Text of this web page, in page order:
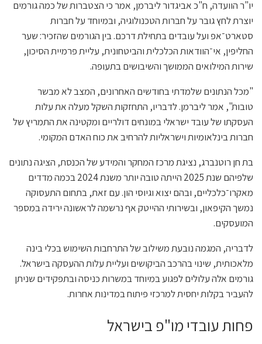
יו"ר הוועדה, ח"כ אביגדור ליברמן, אמר כי הצטברות של כמה גורמים
יוצרת לחץ גובר על חברות הטכנולוגיה, ובמיוחד על חברות
סטארט־אפ ועל עובדים בתחילת דרכם. בין הגורמים שהזכיר: שער
החליפין, אי־הוודאות הכלכלית והביטחונית, עליית פרמיית הסיכון,
שירות המילואים הממושך והשיבושים בתעופה.
"מכל הנתונים שלמדתי בחודשים האחרונים, המצב לא מבשר
טובות", אמר ליברמן. לדבריו, התחזקות השקל מעלה את עלות
העסקתו של עובד ישראלי במונחים דולריים ומקטינה את התמריץ של
חברות בינלאומיות וישראליות להרחיב את כוח האדם המקומי.
בת חן רוטנברג, נציגת מרכז המחקר והמידע של הכנסת, הציגה נתונים
שלפיהם שנת 2025 הייתה טובה יותר משנת 2024 בכמה מדדים
מאקרו־כלכליים, ובהם יצוא וגיוסי הון. עם זאת, בתחום התעסוקה
נמשך הקיפאון, ובשירותי ההייטק אף נרשמה לראשונה ירידה במספר
המועסקים.
לדבריה, המגמה נובעת משילוב של התרחבות השימוש בכלי בינה
מלאכותית, שינוי בהרכב הביקושים ועליית עלות ההעסקה בישראל.
גורמים אלה עלולים לפגוע במיוחד במשרות כניסה ובתפקידים שניתן
להעביר בקלות יחסית למרכזי פיתוח במדינות אחרות.
פחות עובדי מו"פ בישראל